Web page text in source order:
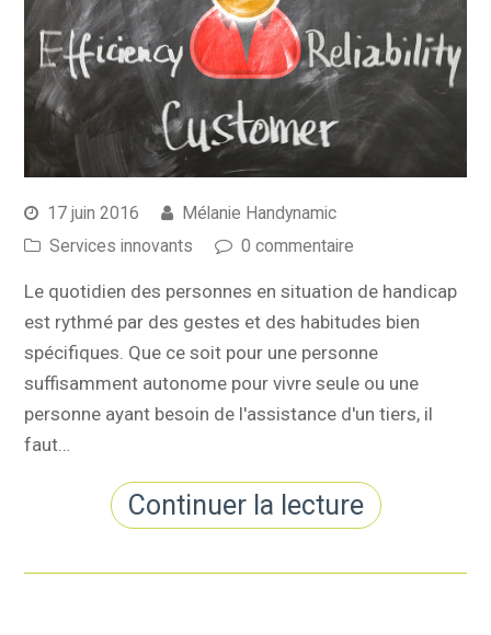
17 juin 2016
Mélanie Handynamic
Services innovants
0 commentaire
Le quotidien des personnes en situation de handicap
est rythmé par des gestes et des habitudes bien
spécifiques. Que ce soit pour une personne
suffisamment autonome pour vivre seule ou une
personne ayant besoin de l'assistance d'un tiers, il
faut…
Continuer la lecture